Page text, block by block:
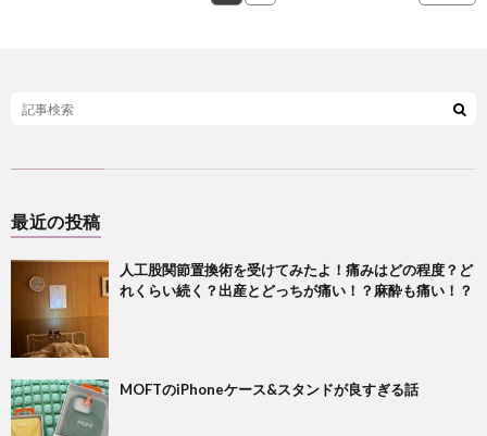
最近の投稿
人工股関節置換術を受けてみたよ！痛みはどの程度？ど
れくらい続く？出産とどっちが痛い！？麻酔も痛い！？
MOFTのiPhoneケース&スタンドが良すぎる話